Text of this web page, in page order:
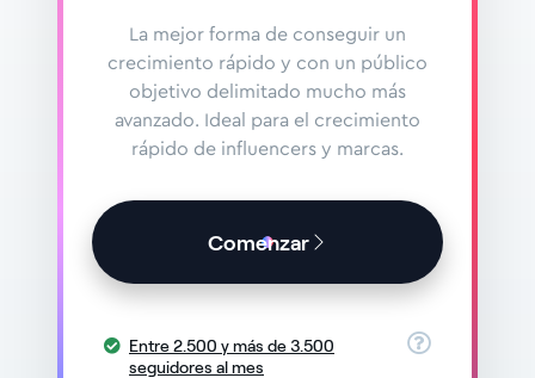
La mejor forma de conseguir un
crecimiento rápido y con un público
objetivo delimitado mucho más
avanzado. Ideal para el crecimiento
rápido de influencers y marcas.
Comenzar
Entre 2.500 y más de 3.500
seguidores al mes